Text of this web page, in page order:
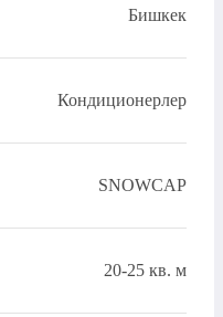
Бишкек
Кондиционерлер
SNOWCAP
20-25 кв. м